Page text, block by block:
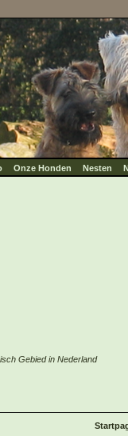
Onze Honden Nesten
Gebied in Nederland